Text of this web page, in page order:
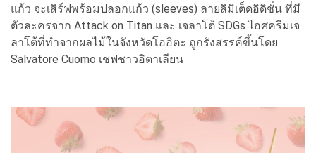
แก้ว จะเสิร์ฟพร้อมปลอกแก้ว (sleeves) ลายลิมิเต็ดอิดิชั่น ที่มี
ตัวละครจาก Attack on Titan และ เจลาโต้ SDGs ไอศครีมเจ
ลาโต้ที่ทำจากผลไม้ในจังหวัดโออิตะ ถูกรังสรรค์ขึ้นโดย
Salvatore Cuomo เชฟชาวอิตาเลียน